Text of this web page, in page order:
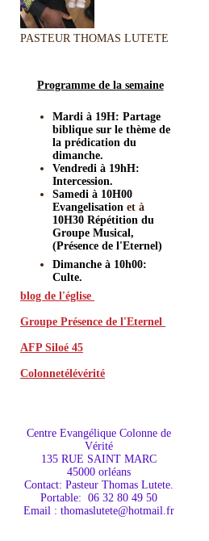
PASTEUR THOMAS LUTETE
Programme de la semaine
Mardi à 19H: Partage
biblique sur le thème de
la prédication du
dimanche.
Vendredi à 19hH:
Intercession.
Samedi à 10H00
Evangelisation et à
10H30 Répétition du
Groupe Musical,
(Présence de l'Eternel)
Dimanche à 10h00:
Culte.
blog de l'église
Groupe Présence de l'Eternel
AFP Siloé 45
Colonnetélévérité
Centre Evangélique Colonne de
Vérité
135 RUE SAINT MARC
45000 orléans
Contact: Pasteur Thomas Lutete.
Portable: 06 32 80 49 50
Email : thomaslutete@hotmail.fr